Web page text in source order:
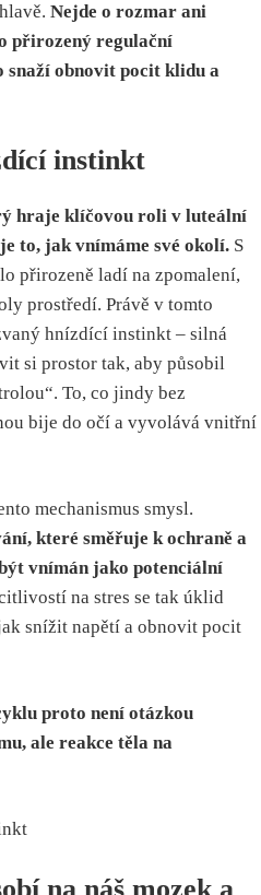
Nejde o rozmar ani
přirozený regulační
snaží obnovit pocit klidu a
instinkt
hraje klíčovou roli v luteální
to, jak vnímáme své okolí. S
přirozeně ladí na zpomalení,
prostředí. Právě v tomto
hnízdící instinkt – silná
si prostor tak, aby působil
To, co jindy bez
bije do očí a vyvolává vnitřní
mechanismus smysl.
které směřuje k ochraně a
vnímán jako potenciální
na stres se tak úklid
snížit napětí a obnovit pocit
proto není otázkou
ale reakce těla na